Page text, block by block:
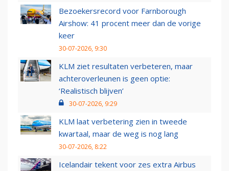
Bezoekersrecord voor Farnborough
Airshow: 41 procent meer dan de vorige
keer
30-07-2026, 9:30
KLM ziet resultaten verbeteren, maar
achteroverleunen is geen optie:
‘Realistisch blijven’
30-07-2026, 9:29
KLM laat verbetering zien in tweede
kwartaal, maar de weg is nog lang
30-07-2026, 8:22
Icelandair tekent voor zes extra Airbus